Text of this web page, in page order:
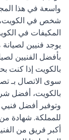
واسعة في هذا
شخص في الكويت،
المكيفات في
يوجد فنيين
بأفضل الفنيين
بالكويت إذا كنت
سوى الاتصال بـ
بالكويت، أفضل
وتوفير أفضل
للمملكة. شهادة
أكبر فريق من